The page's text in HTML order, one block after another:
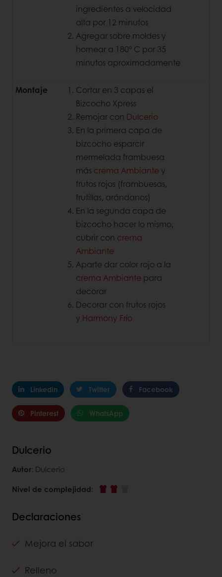
ingredientes a velocidad
alta por 12 minutos
Agregar sobre moldes y
hornear a 180° C por 35
minutos aproximadamente
Montaje
Cortar en 3 capas el
Bizcocho Xpress
Remojar con Dulcerio
En la primera capa de
bizcocho esparcir
mermelada frambuesa
más crema Ambiante y
frutos rojos (frambuesas,
frutillas, arándanos)
En la segunda capa de
bizcocho hacer lo mismo,
cubrir con crema
Ambiante
Aparte dar color rojo a la
crema Ambiante para
decorar
Decorar con frutos rojos
y Harmony Frío
Linkedin Twitter Facebook
Pinterest WhatsApp
Dulcerio
Autor: Dulcerio
Nivel de complejidad:
Declaraciones
Mejora el sabor
Relleno